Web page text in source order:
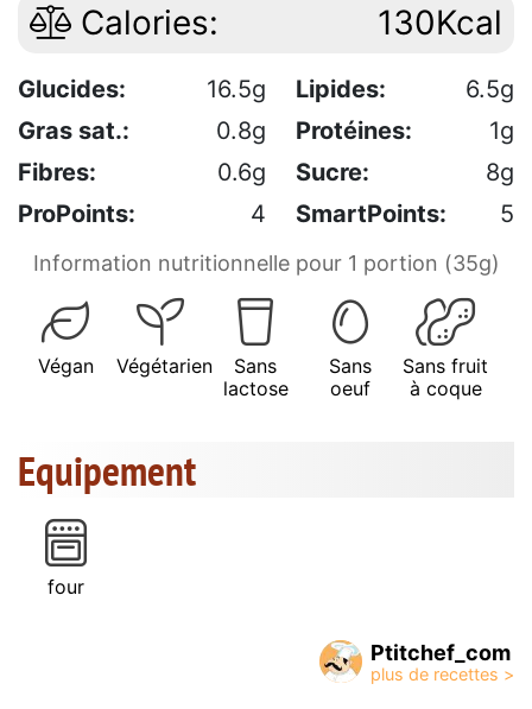
Calories: 130Kcal
Glucides: 16.5g Lipides:
6.5g
Gras sat.:
0.8g Protéines:
1g
Fibres:
0.6g Sucre:
8g
ProPoints:
4 SmartPoints: 5
Information nutritionnelle pour 1 portion (35g)
Végan Végétarien
Sans
lactose
Sans
oeuf
Sans fruit
à coque
Equipement
four
Ptitchef_com